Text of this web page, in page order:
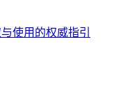
使用的权威指引